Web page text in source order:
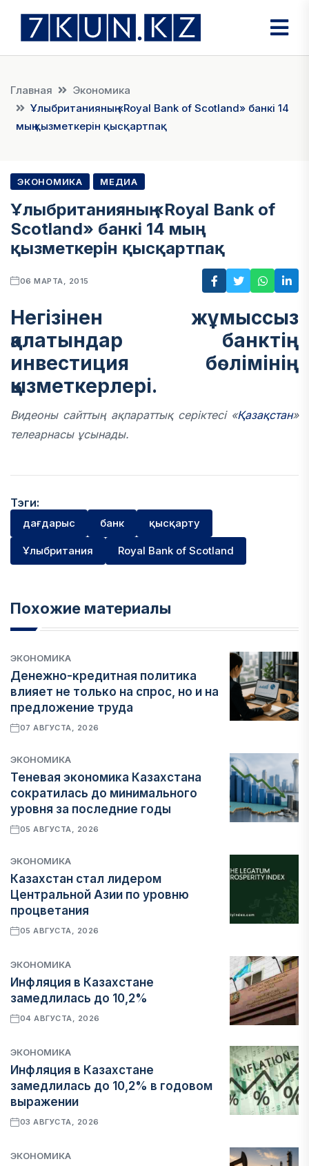
Главная
Экономика
Ұлыбританияның «Royal Bank of Scotland» банкі 14
мың қызметкерін қысқартпақ
ЭКОНОМИКА МЕДИА
Ұлыбританияның «Royal Bank of
Scotland» банкі 14 мың
қызметкерін қысқартпақ
06 МАРТА, 2015
Негізінен жұмыссыз
қалатындар банктің
инвестиция бөлімінің
қызметкерлері.
Видеоны сайттың ақпараттық серіктесі «Қазақстан»
телеарнасы ұсынады.
Тэги:
дағдарыс банк қысқарту
Ұлыбритания Royal Bank of Scotland
Похожие материалы
ЭКОНОМИКА
Денежно-кредитная политика
влияет не только на спрос, но и на
предложение труда
07 АВГУСТА, 2026
ЭКОНОМИКА
Теневая экономика Казахстана
сократилась до минимального
уровня за последние годы
05 АВГУСТА, 2026
ЭКОНОМИКА
Казахстан стал лидером
Центральной Азии по уровню
процветания
05 АВГУСТА, 2026
ЭКОНОМИКА
Инфляция в Казахстане
замедлилась до 10,2%
04 АВГУСТА, 2026
ЭКОНОМИКА
Инфляция в Казахстане
замедлилась до 10,2% в годовом
выражении
03 АВГУСТА, 2026
ЭКОНОМИКА